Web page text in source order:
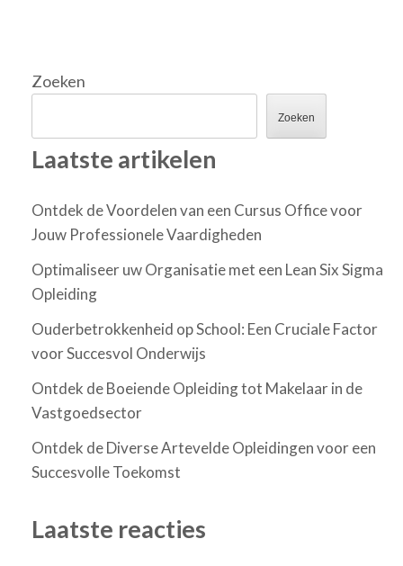
Zoeken
Zoeken
Laatste artikelen
Ontdek de Voordelen van een Cursus Office voor
Jouw Professionele Vaardigheden
Optimaliseer uw Organisatie met een Lean Six Sigma
Opleiding
Ouderbetrokkenheid op School: Een Cruciale Factor
voor Succesvol Onderwijs
Ontdek de Boeiende Opleiding tot Makelaar in de
Vastgoedsector
Ontdek de Diverse Artevelde Opleidingen voor een
Succesvolle Toekomst
Laatste reacties